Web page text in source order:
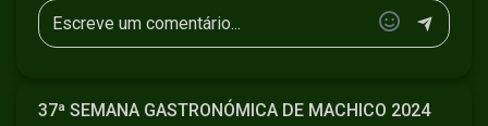
37ª SEMANA GASTRONÓMICA DE MACHICO 2024